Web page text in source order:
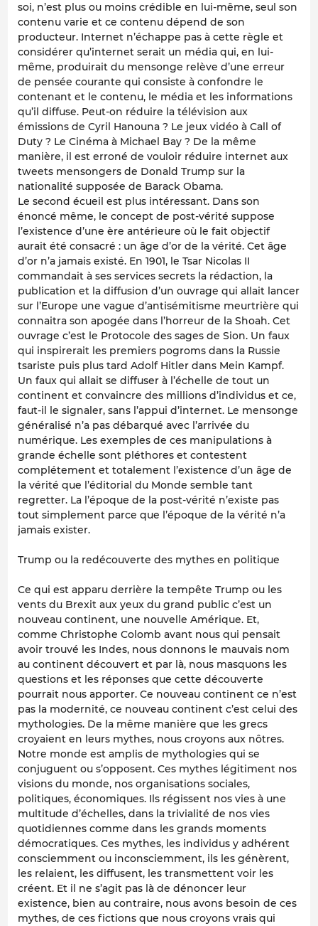
soi, n’est plus ou moins crédible en lui-même, seul son
contenu varie et ce contenu dépend de son
producteur. Internet n’échappe pas à cette règle et
considérer qu’internet serait un média qui, en lui-
même, produirait du mensonge relève d’une erreur
de pensée courante qui consiste à confondre le
contenant et le contenu, le média et les informations
qu’il diffuse. Peut-on réduire la télévision aux
émissions de Cyril Hanouna ? Le jeux vidéo à Call of
Duty ? Le Cinéma à Michael Bay ? De la même
manière, il est erroné de vouloir réduire internet aux
tweets mensongers de Donald Trump sur la
nationalité supposée de Barack Obama.
Le second écueil est plus intéressant. Dans son
énoncé même, le concept de post-vérité suppose
l’existence d’une ère antérieure où le fait objectif
aurait été consacré : un âge d’or de la vérité. Cet âge
d’or n’a jamais existé. En 1901, le Tsar Nicolas II
commandait à ses services secrets la rédaction, la
publication et la diffusion d’un ouvrage qui allait lancer
sur l’Europe une vague d’antisémitisme meurtrière qui
connaitra son apogée dans l’horreur de la Shoah. Cet
ouvrage c’est le Protocole des sages de Sion. Un faux
qui inspirerait les premiers pogroms dans la Russie
tsariste puis plus tard Adolf Hitler dans Mein Kampf.
Un faux qui allait se diffuser à l’échelle de tout un
continent et convaincre des millions d’individus et ce,
faut-il le signaler, sans l’appui d’internet. Le mensonge
généralisé n’a pas débarqué avec l’arrivée du
numérique. Les exemples de ces manipulations à
grande échelle sont pléthores et contestent
complétement et totalement l’existence d’un âge de
la vérité que l’éditorial du Monde semble tant
regretter. La l’époque de la post-vérité n’existe pas
tout simplement parce que l’époque de la vérité n’a
jamais exister.
Trump ou la redécouverte des mythes en politique
Ce qui est apparu derrière la tempête Trump ou les
vents du Brexit aux yeux du grand public c’est un
nouveau continent, une nouvelle Amérique. Et,
comme Christophe Colomb avant nous qui pensait
avoir trouvé les Indes, nous donnons le mauvais nom
au continent découvert et par là, nous masquons les
questions et les réponses que cette découverte
pourrait nous apporter. Ce nouveau continent ce n’est
pas la modernité, ce nouveau continent c’est celui des
mythologies. De la même manière que les grecs
croyaient en leurs mythes, nous croyons aux nôtres.
Notre monde est amplis de mythologies qui se
conjuguent ou s’opposent. Ces mythes légitiment nos
visions du monde, nos organisations sociales,
politiques, économiques. Ils régissent nos vies à une
multitude d’échelles, dans la trivialité de nos vies
quotidiennes comme dans les grands moments
démocratiques. Ces mythes, les individus y adhérent
consciemment ou inconsciemment, ils les génèrent,
les relaient, les diffusent, les transmettent voir les
créent. Et il ne s’agit pas là de dénoncer leur
existence, bien au contraire, nous avons besoin de ces
mythes, de ces fictions que nous croyons vrais qui